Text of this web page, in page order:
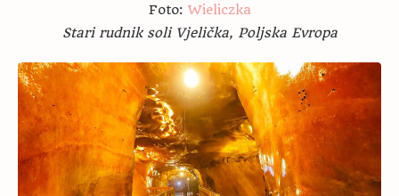
Foto: Wieliczka
Stari rudnik soli Vjelička, Poljska Evropa